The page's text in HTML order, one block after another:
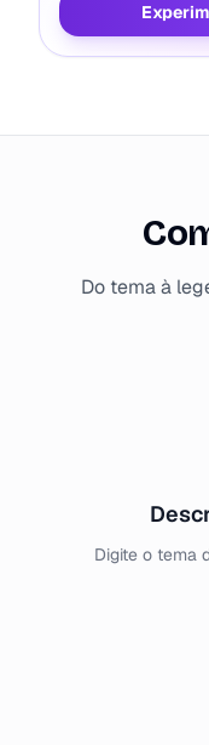
Do tema à
Digite o tema